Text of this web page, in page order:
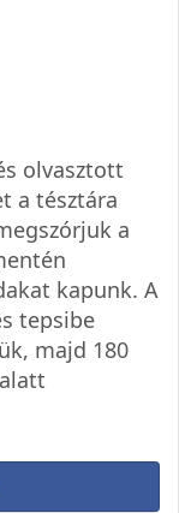
olvasztott
a tésztára
a
kapunk. A
tepsibe
majd 180